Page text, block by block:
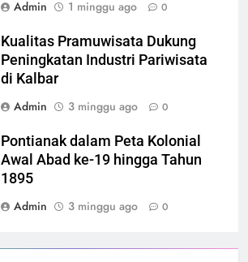
Admin
1 minggu ago 0
Kualitas Pramuwisata Dukung
Peningkatan Industri Pariwisata
di Kalbar
Admin
3 minggu ago 0
Pontianak dalam Peta Kolonial
Awal Abad ke-19 hingga Tahun
1895
Admin
3 minggu ago 0